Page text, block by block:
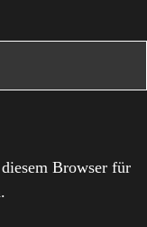
Browser für